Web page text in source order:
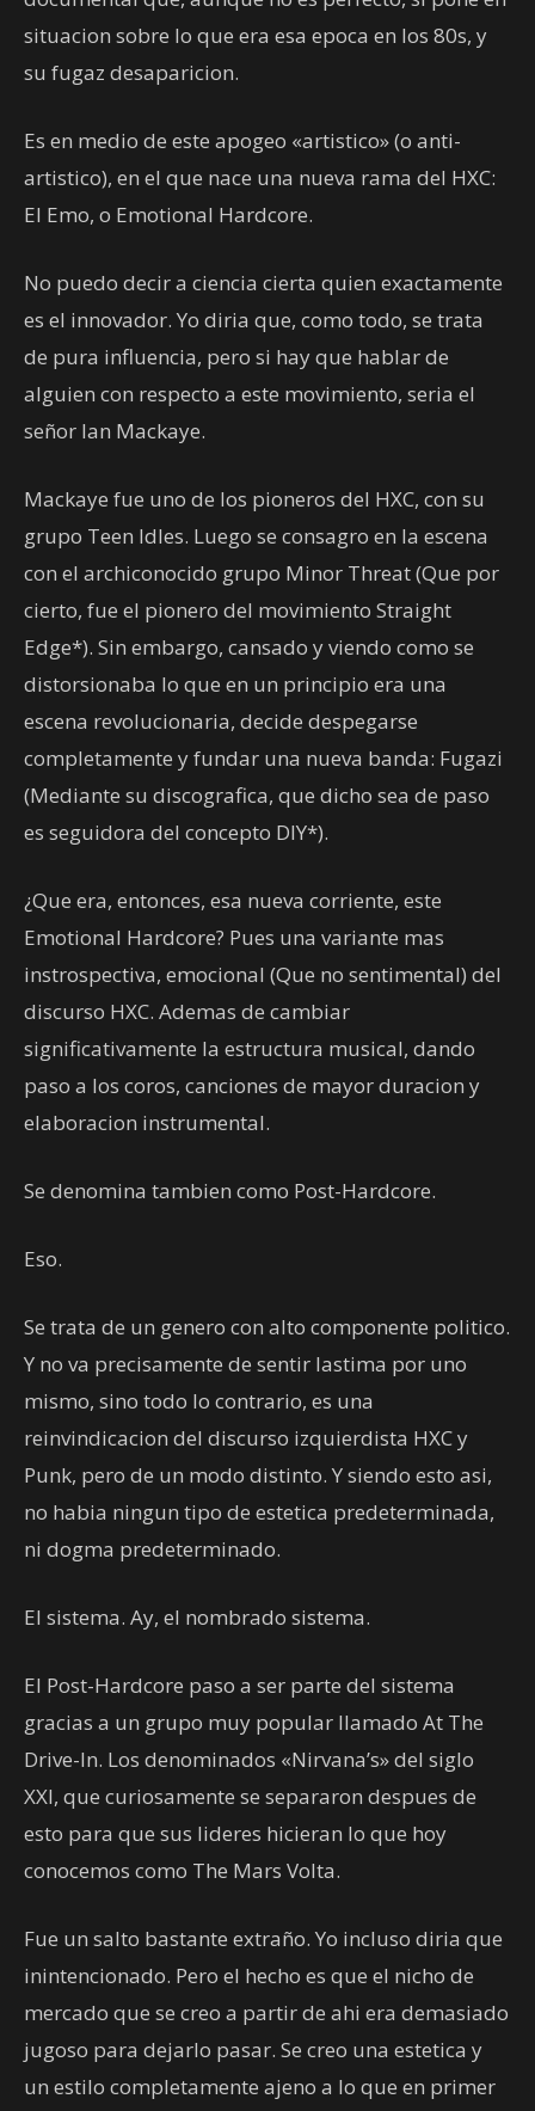
situacion sobre lo que era esa epoca en los 80s, y
su fugaz desaparicion.
Es en medio de este apogeo «artistico» (o anti-
artistico), en el que nace una nueva rama del HXC:
El Emo, o Emotional Hardcore.
No puedo decir a ciencia cierta quien exactamente
es el innovador. Yo diria que, como todo, se trata
de pura influencia, pero si hay que hablar de
alguien con respecto a este movimiento, seria el
señor Ian Mackaye.
Mackaye fue uno de los pioneros del HXC, con su
grupo Teen Idles. Luego se consagro en la escena
con el archiconocido grupo Minor Threat (Que por
cierto, fue el pionero del movimiento Straight
Edge*). Sin embargo, cansado y viendo como se
distorsionaba lo que en un principio era una
escena revolucionaria, decide despegarse
completamente y fundar una nueva banda: Fugazi
(Mediante su discografica, que dicho sea de paso
es seguidora del concepto DIY*).
¿Que era, entonces, esa nueva corriente, este
Emotional Hardcore? Pues una variante mas
instrospectiva, emocional (Que no sentimental) del
discurso HXC. Ademas de cambiar
significativamente la estructura musical, dando
paso a los coros, canciones de mayor duracion y
elaboracion instrumental.
Se denomina tambien como Post-Hardcore.
Eso.
Se trata de un genero con alto componente politico.
Y no va precisamente de sentir lastima por uno
mismo, sino todo lo contrario, es una
reinvindicacion del discurso izquierdista HXC y
Punk, pero de un modo distinto. Y siendo esto asi,
no habia ningun tipo de estetica predeterminada,
ni dogma predeterminado.
El sistema. Ay, el nombrado sistema.
El Post-Hardcore paso a ser parte del sistema
gracias a un grupo muy popular llamado At The
Drive-In. Los denominados «Nirvana’s» del siglo
XXI, que curiosamente se separaron despues de
esto para que sus lideres hicieran lo que hoy
conocemos como The Mars Volta.
Fue un salto bastante extraño. Yo incluso diria que
inintencionado. Pero el hecho es que el nicho de
mercado que se creo a partir de ahi era demasiado
jugoso para dejarlo pasar. Se creo una estetica y
un estilo completamente ajeno a lo que en primer